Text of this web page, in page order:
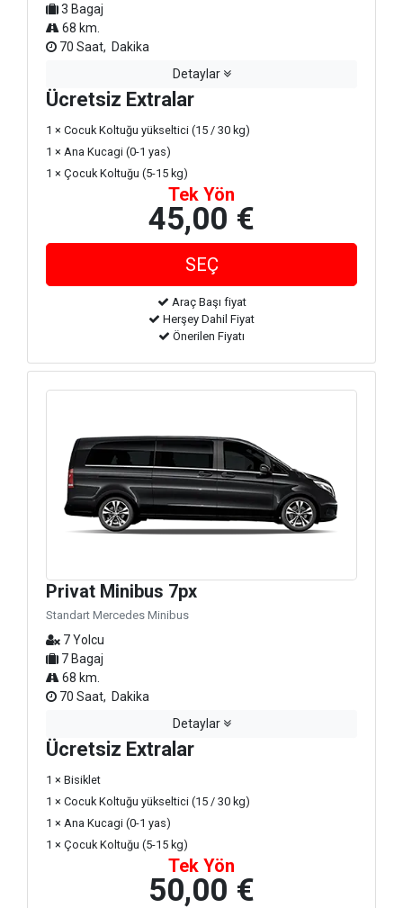
3 Bagaj
68 km.
70 Saat, Dakika
Detaylar
Ücretsiz Extralar
1 × Cocuk Koltuğu yükseltici (15 / 30 kg)
1 × Ana Kucagi (0-1 yas)
1 × Çocuk Koltuğu (5-15 kg)
Tek Yön
45,00 €
Araç Başı fiyat
Herşey Dahil Fiyat
Önerilen Fiyatı
Privat Minibus 7px
Standart Mercedes Minibus
7 Yolcu
7 Bagaj
68 km.
70 Saat, Dakika
Detaylar
Ücretsiz Extralar
1 × Bisiklet
1 × Cocuk Koltuğu yükseltici (15 / 30 kg)
1 × Ana Kucagi (0-1 yas)
1 × Çocuk Koltuğu (5-15 kg)
Tek Yön
50,00 €